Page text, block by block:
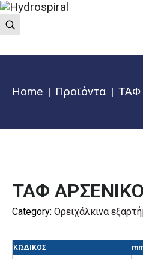
Home Προϊόντα ΤΑΦ
ΤΑΦ ΑΡΣΕΝΙΚΟ
Category: Ορειχάλκινα
ΚΩΔΙΚΟΣ